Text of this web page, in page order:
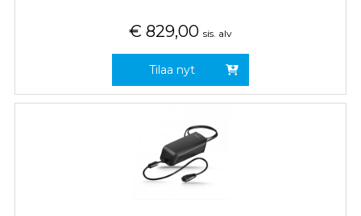
€ 829,00 sis. alv
Tilaa nyt